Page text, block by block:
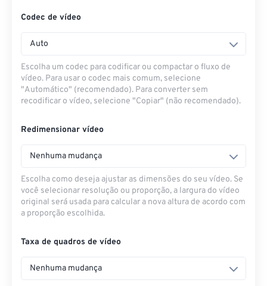
Codec de vídeo
Auto
Escolha um codec para codificar ou compactar o fluxo de
vídeo. Para usar o codec mais comum, selecione
"Automático" (recomendado). Para converter sem
recodificar o vídeo, selecione "Copiar" (não recomendado).
Redimensionar vídeo
Nenhuma mudança
Escolha como deseja ajustar as dimensões do seu vídeo. Se
você selecionar resolução ou proporção, a largura do vídeo
original será usada para calcular a nova altura de acordo com
a proporção escolhida.
Taxa de quadros de vídeo
Nenhuma mudança